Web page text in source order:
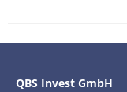
QBS Invest GmbH